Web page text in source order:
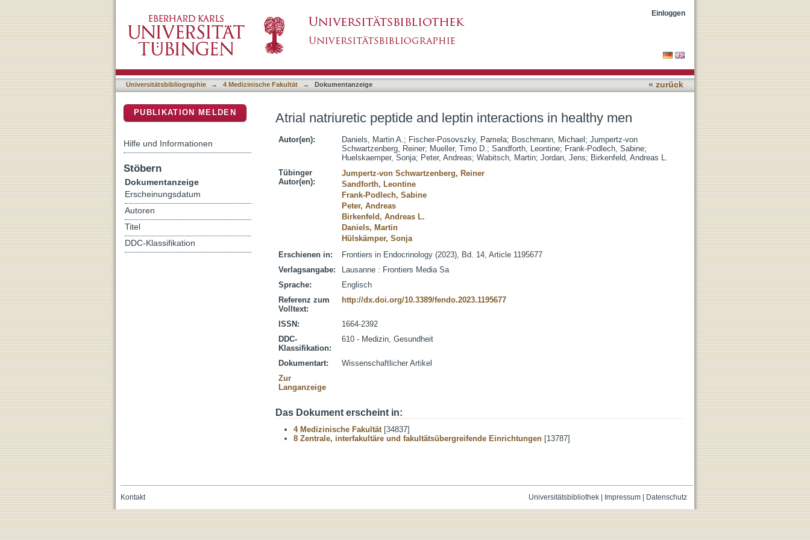
Einloggen
Universitätsbibliographie → 4 Medizinische Fakultät → Dokumentanzeige « zurück
Atrial natriuretic peptide and leptin interactions in healthy men
Autor(en): Daniels, Martin A.; Fischer-Posovszky, Pamela; Boschmann, Michael ; Jumpertz-von
Schwartzenberg, Reiner; Mueller, Timo D.; Sandforth, Leontine; Frank-Podlech, Sabine;
Huelskaemper, Sonja; Peter, Andreas; Wabitsch, Martin; Jordan, Jens; Birkenfeld, Andreas L.
Tübinger
Autor(en):
Jumpertz-von Schwartzenberg, Reiner
Sandforth, Leontine
Frank-Podlech, Sabine
Peter, Andreas
Birkenfeld, Andreas L.
Daniels, Martin
Hülskämper, Sonja
Erschienen in:
Frontiers in Endocrinology (2023), Bd. 14, Article 1195677
Verlagsangabe:
Lausanne : Frontiers Media Sa
Sprache:
Englisch
Referenz zum
Volltext:
http://dx.doi.org/10.3389/fendo.2023.1195677
ISSN:
1664-2392
DDC-
Klassifikation:
610 - Medizin, Gesundheit
Dokumentart:
Wissenschaftlicher Artikel
Zur
Langanzeige
Das Dokument erscheint in:
4 Medizinische Fakultät[34837]
8 Zentrale, interfakultäre und fakultätsübergreifende Einrichtungen [13787]
PUBLIKATION MELDEN
Hilfe und Informationen
Stöbern
Dokumentanzeige
Erscheinungsdatum
Autoren
Titel
DDC-Klassifikation
Universitätsbibliothek| Impressum| Datenschutz
Kontakt